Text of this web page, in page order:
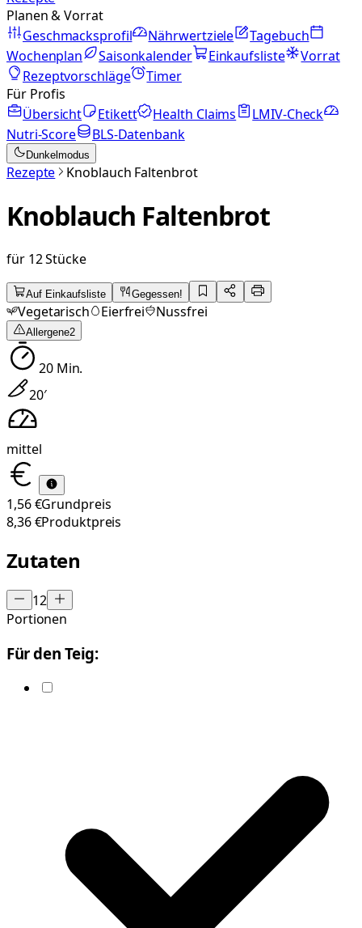
Planen & Vorrat
Geschmacksprofil
Nährwertziele
Tagebuch
Wochenplan
Saisonkalender Einkaufsliste
Vorrat
Rezeptvorschläge
Timer
Für Profis
Übersicht
Etikett Health Claims
LMIV-Check
Nutri-Score
BLS-Datenbank
Dunkelmodus
Rezepte Knoblauch Faltenbrot
Knoblauch Faltenbrot
für 12 Stücke
Auf Einkaufsliste Gegessen!
Vegetarisch Eierfrei Nussfrei
Allergene2
20Min.
20′
mittel
1,56 €Grundpreis
8,36 €Produktpreis
Zutaten
12
Portionen
Für den Teig: